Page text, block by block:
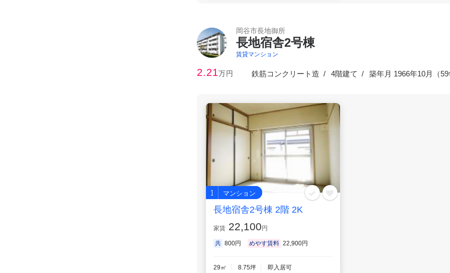
岡谷市長地御所
長地宿舎2号棟
賃貸マンション
2.21万円 鉄筋コンクリート造 4階建て 築年月 1966年10月（
1 マンション
長地宿舎2号棟 2階 2K
家賃 22,100 円
共 800円 めやす賃料 22,900円
29㎡ 8.75坪 即入居可